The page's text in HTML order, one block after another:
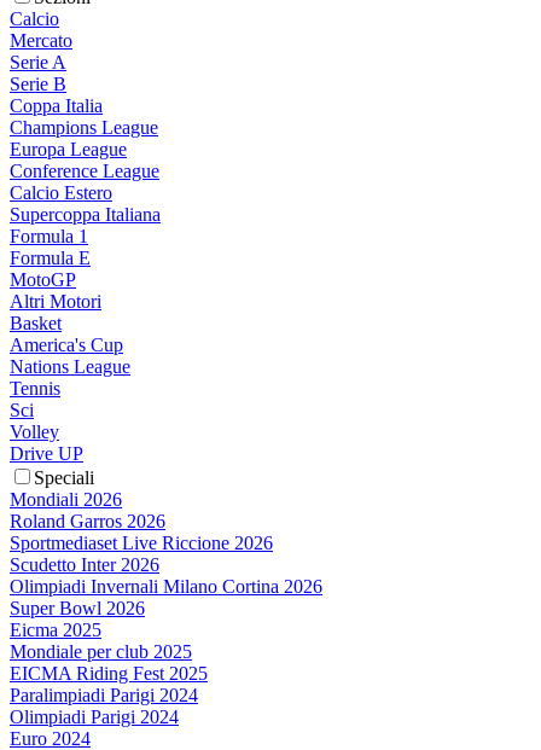
Calcio
Mercato
Serie A
Serie B
Coppa Italia
Champions League
Europa League
Conference League
Calcio Estero
Supercoppa Italiana
Formula 1
Formula E
MotoGP
Altri Motori
Basket
America's Cup
Nations League
Tennis
Sci
Volley
Drive UP
Speciali
Mondiali 2026
Roland Garros 2026
Sportmediaset Live Riccione 2026
Scudetto Inter 2026
Olimpiadi Invernali Milano Cortina 2026
Super Bowl 2026
Eicma 2025
Mondiale per club 2025
EICMA Riding Fest 2025
Paralimpiadi Parigi 2024
Olimpiadi Parigi 2024
Euro 2024